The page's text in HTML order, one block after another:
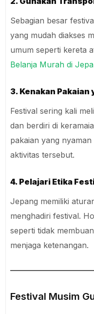
Sebagian besar
yang mudah diakses
umum seperti kereta
Belanja Murah di
3. Kenakan Pakaian
Festival sering kali
dan berdiri di
pakaian yang
aktivitas tersebut.
4. Pelajari Etika
Jepang memiliki
menghadiri festival.
seperti tidak
menjaga ketenangan.
Festival Musim